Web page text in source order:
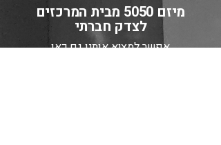
מיזם 5050 מבית המרכזים
לצדק חברתי
אפשר למצוא אותנו גם כאן